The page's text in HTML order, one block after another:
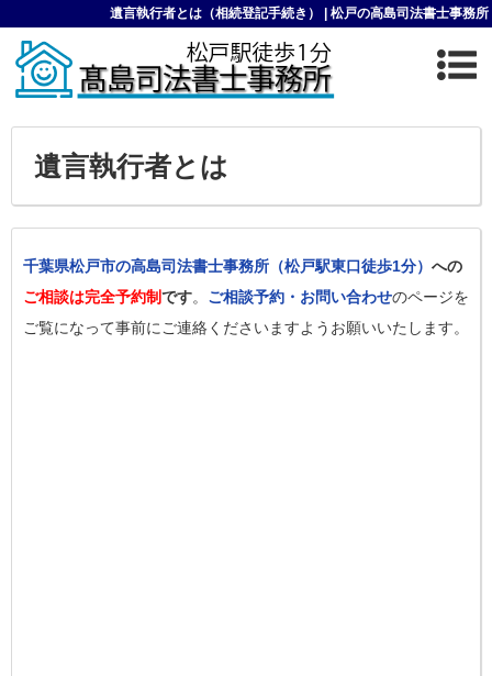
遺言執行者とは（相続登記手続き） | 松戸の高島司法書士事務所
遺言執行者とは
千葉県松戸市の高島司法書士事務所（松戸駅東口徒歩1分） への
ご相談は完全予約制です。 ご相談予約・お問い合わせのページを
ご覧になって事前にご連絡くださいますようお願いいたします。